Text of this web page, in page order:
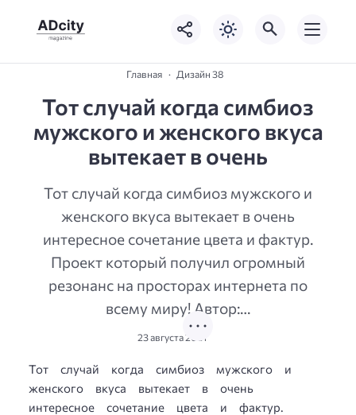
Главная Дизайн 38
Тот случай когда симбиоз
мужского и женского вкуса
вытекает в очень
Тот случай когда симбиоз мужского и
женского вкуса вытекает в очень
интересное сочетание цвета и фактур.
Проект который получил огромный
резонанс на просторах интернета по
всему миру! Автор:…
23 августа 2021
Тот случай когда симбиоз мужского и
женского вкуса вытекает в очень
интересное сочетание цвета и фактур.